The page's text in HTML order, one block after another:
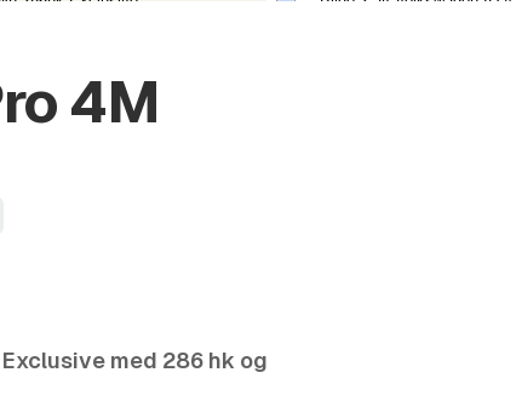
4M
med 286 hk og